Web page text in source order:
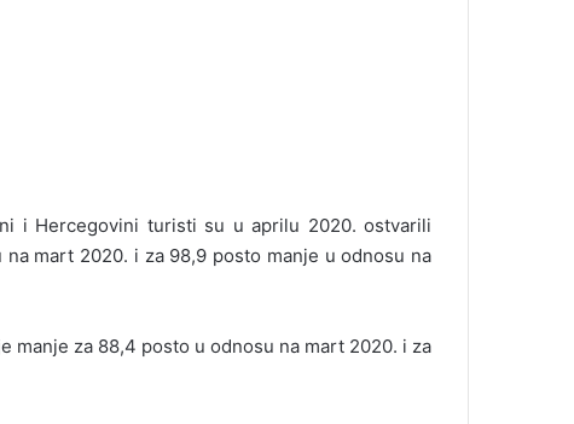
i Hercegovini turisti su u aprilu 2020. ostvarili
mart 2020. i za 98,9 posto manje u odnosu na
manje za 88,4 posto u odnosu na mart 2020. i za